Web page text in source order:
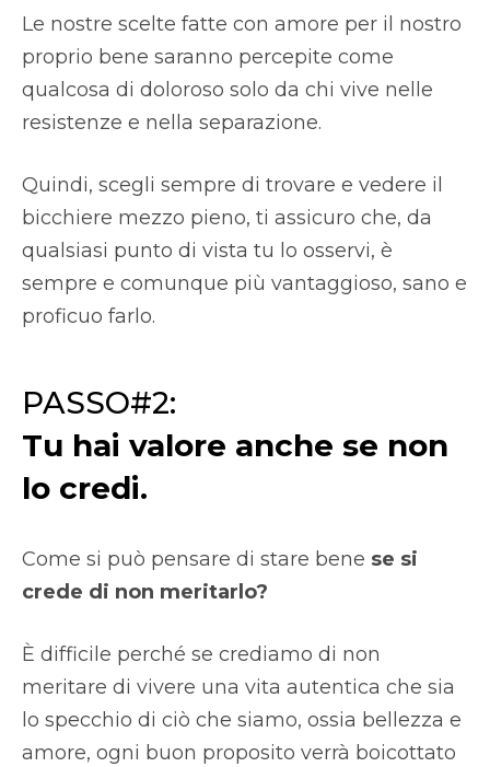
Le nostre scelte fatte con amore per il nostro
proprio bene saranno percepite come
qualcosa di doloroso solo da chi vive nelle
resistenze e nella separazione.
Quindi, scegli sempre di trovare e vedere il
bicchiere mezzo pieno, ti assicuro che, da
qualsiasi punto di vista tu lo osservi, è
sempre e comunque più vantaggioso, sano e
proficuo farlo.
PASSO#2:
Tu hai valore anche se non
lo credi.
Come si può pensare di stare bene se si
crede di non meritarlo?
È difficile perché se crediamo di non
meritare di vivere una vita autentica che sia
lo specchio di ciò che siamo, ossia bellezza e
amore, ogni buon proposito verrà boicottato